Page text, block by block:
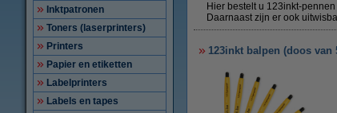
Inktpatronen
Toners (laserprinters)
Printers
Papier en etiketten
Labelprinters
Labels en tapes
Hier bestelt u 123inkt-
Daarnaast zijn er ook
123inkt balpen (doos van